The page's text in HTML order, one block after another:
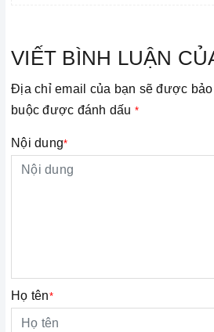
VIẾT BÌNH LUẬN
Địa chỉ email của bạn sẽ được
buộc được đánh dấu *
Nội dung*
Họ tên*